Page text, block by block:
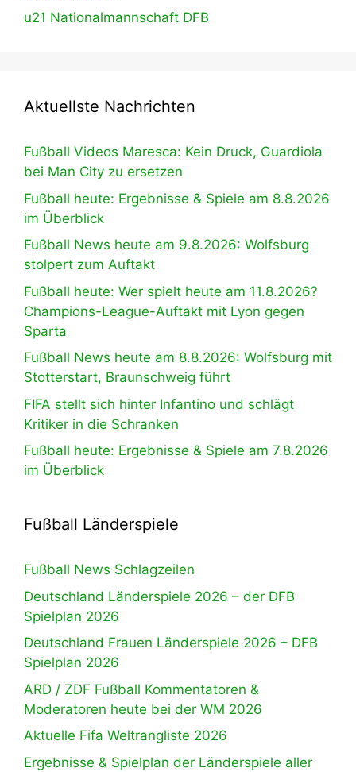
u21 Nationalmannschaft DFB
Aktuellste Nachrichten
Fußball Videos Maresca: Kein Druck, Guardiola
bei Man City zu ersetzen
Fußball heute: Ergebnisse & Spiele am 8.8.2026
im Überblick
Fußball News heute am 9.8.2026: Wolfsburg
stolpert zum Auftakt
Fußball heute: Wer spielt heute am 11.8.2026?
Champions-League-Auftakt mit Lyon gegen
Sparta
Fußball News heute am 8.8.2026: Wolfsburg mit
Stotterstart, Braunschweig führt
FIFA stellt sich hinter Infantino und schlägt
Kritiker in die Schranken
Fußball heute: Ergebnisse & Spiele am 7.8.2026
im Überblick
Fußball Länderspiele
Fußball News Schlagzeilen
Deutschland Länderspiele 2026 – der DFB
Spielplan 2026
Deutschland Frauen Länderspiele 2026 – DFB
Spielplan 2026
ARD / ZDF Fußball Kommentatoren &
Moderatoren heute bei der WM 2026
Aktuelle Fifa Weltrangliste 2026
Ergebnisse & Spielplan der Länderspiele aller